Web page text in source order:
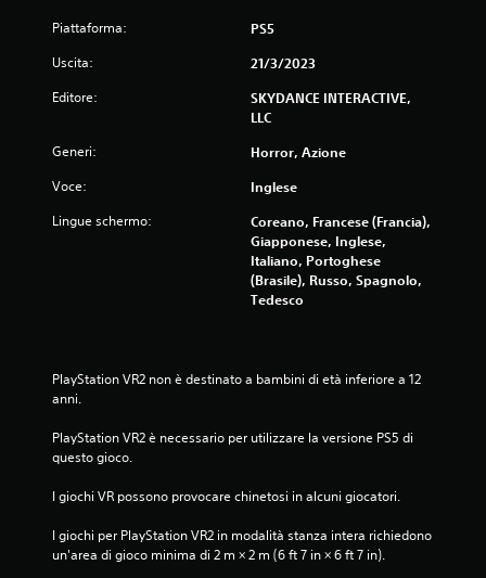
Piattaforma: PS5
Uscita: 21/3/2023
Editore:
SKYDANCE INTERACTIVE,
LLC
Generi: Horror, Azione
Voce: Inglese
Lingue schermo:
Coreano, Francese (Francia),
Giapponese, Inglese,
Italiano, Portoghese
(Brasile), Russo, Spagnolo,
Tedesco
PlayStation VR2 non è destinato a bambini di età inferiore a 12
anni.
PlayStation VR2 è necessario per utilizzare la versione PS5 di
questo gioco.
I giochi VR possono provocare chinetosi in alcuni giocatori.
I giochi per PlayStation VR2 in modalità stanza intera richiedono
un'area di gioco minima di 2 m × 2 m (6 ft 7 in × 6 ft 7 in).